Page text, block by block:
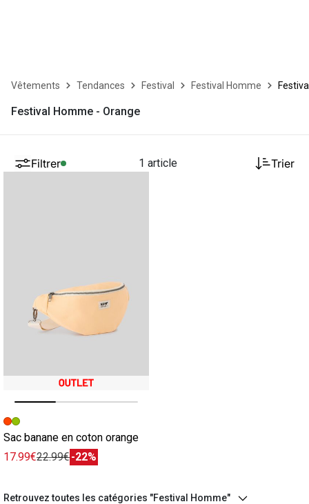
Vêtements Tendances Festival Festival Homme
Festival Homme - Orange
Filtrer 1 article Trier
Image précédente
Image suivante
Sac banane en coton orange
17.99€22.99€-22%
Retrouvez toutes les catégories "Festival Homme"